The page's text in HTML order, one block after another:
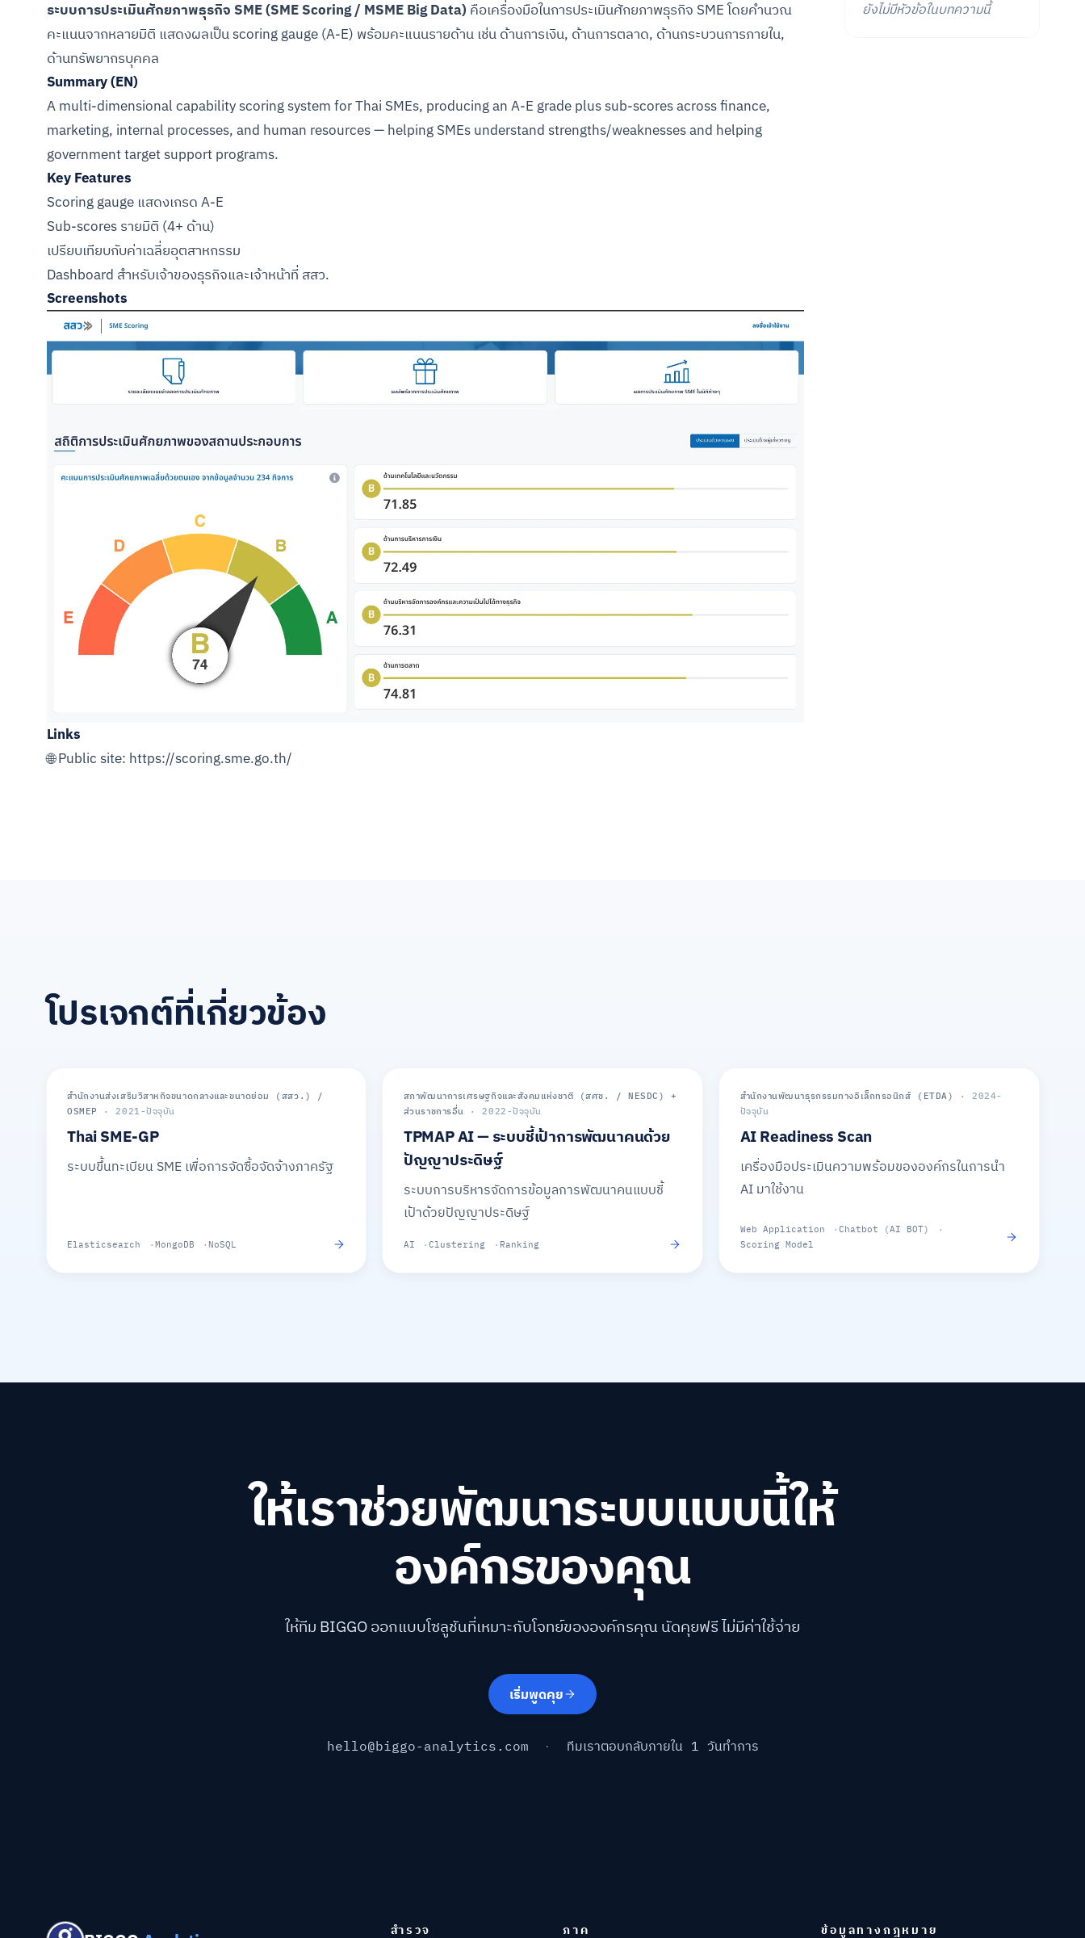
ระบบการประเมินศักยภาพธุรกิจ SME (SME Scoring / MSME Big Data) คือเครื่องมือในการประเมินศักยภาพธุรกิจ SME โดยคำนวณ
คะแนนจากหลายมิติ แสดงผลเป็น scoring gauge (A-E) พร้อมคะแนนรายด้าน เช่น ด้านการเงิน, ด้านการตลาด, ด้านกระบวนการภายใน,
ด้านทรัพยากรบุคคล
Summary (EN)
A multi-dimensional capability scoring system for Thai SMEs, producing an A-E grade plus sub-scores across finance,
marketing, internal processes, and human resources — helping SMEs understand strengths/weaknesses and helping
government target support programs.
Key Features
Scoring gauge แสดงเกรด A-E
Sub-scores รายมิติ (4+ ด้าน)
เปรียบเทียบกับค่าเฉลี่ยอุตสาหกรรม
Dashboard สำหรับเจ้าของธุรกิจและเจ้าหน้าที่ สสว.
Screenshots
Links
🌐 Public site: https://scoring.sme.go.th/
ยังไม่มีหัวข้อในบทความนี้
โปรเจกต์ที่เกี่ยวข้อง
ภาครัฐ
สำนักงานส่งเสริมวิสาหกิจขนาดกลางและขนาดย่อม (สสว.) /
OSMEP
· 2021-ปัจจุบัน
Thai SME-GP
ระบบขึ้นทะเบียน SME เพื่อการจัดซื้อจัดจ้างภาครัฐ
Elasticsearch MongoDB NoSQL
ภาครัฐ
สภาพัฒนาการเศรษฐกิจและสังคมแห่งชาติ (สศช. / NESDC) +
ส่วนราชการอื่น · 2022-ปัจจุบัน
TPMAP AI — ระบบชี้เป้าการพัฒนาคนด้วย
ปัญญาประดิษฐ์
ระบบการบริหารจัดการข้อมูลการพัฒนาคนแบบชี้
เป้าด้วยปัญญาประดิษฐ์
AI Clustering Ranking
ภาครัฐ
สำนักงานพัฒนาธุรกรรมทางอิเล็กทรอนิกส์ (ETDA)
· 2024-
ปัจจุบัน
AI Readiness Scan
เครื่องมือประเมินความพร้อมขององค์กรในการนำ
AI มาใช้งาน
Web Application
Chatbot (AI BOT)
Scoring Model
ให้เราช่วยพัฒนาระบบแบบนี้ให้
องค์กรของคุณ
ให้ทีม BIGGO ออกแบบโซลูชันที่เหมาะกับโจทย์ขององค์กรคุณ นัดคุยฟรี ไม่มีค่าใช้จ่าย
เริ่มพูดคุย
hello@biggo-analytics.com · ทีมเราตอบกลับภายใน 1 วันทำการ
สำรวจ ภาค ข้อมูลทางกฎหมาย